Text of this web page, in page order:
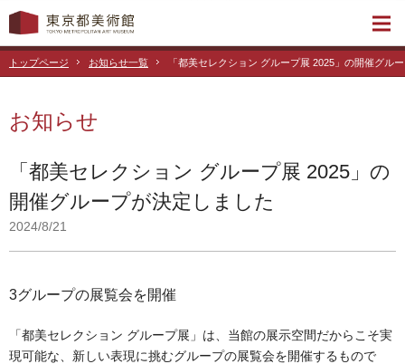
トップページ お知らせ一覧 「都美セレクション グループ展 2025」の開催グル
お知らせ
「都美セレクション グループ展 2025」の
開催グループが決定しました
2024/8/21
3グループの展覧会を開催
「都美セレクション グループ展」は、当館の展示空間だからこそ実
現可能な、新しい表現に挑むグループの展覧会を開催するもので